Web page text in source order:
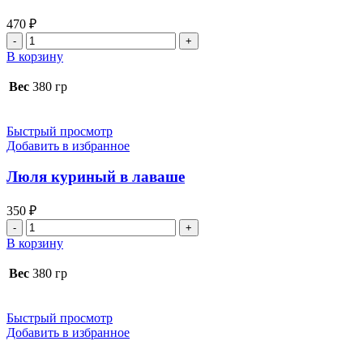
470 ₽
Количество
товара
Люля
говядина
В корзину
Вес 380 гр
Быстрый просмотр
Добавить в избранное
Люля куриный в лаваше
350 ₽
Количество
товара
Люля
куриный
В корзину
Вес 380 гр
Быстрый просмотр
Добавить в избранное